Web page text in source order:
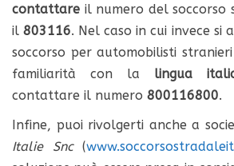
contattare il numero del
il803116. Nel caso in cui invece si
soccorso per automobilisti
familiarità con la lingua
contattare il numero 800116800.
Infine, puoi rivolgerti anche a
Italie Snc(